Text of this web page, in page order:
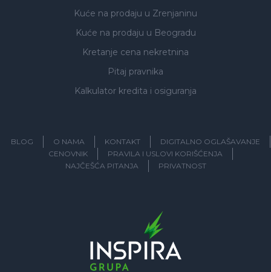
Kuće na prodaju u Zrenjaninu
Kuće na prodaju u Beogradu
Kretanje cena nekretnina
Pitaj pravnika
Kalkulator kredita i osiguranja
BLOG O NAMA KONTAKT
DIGITALNO OGLAŠAVANJE
CENOVNIK
PRAVILA I USLOVI KORIŠĆENJA
NAJČEŠĆA PITANJA
PRIVATNOST